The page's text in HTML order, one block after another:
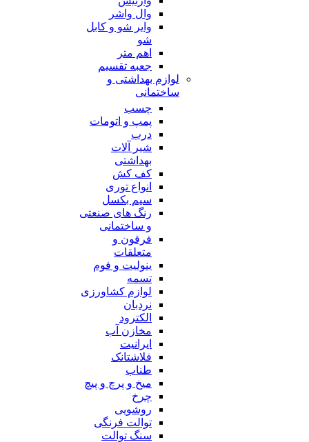
وال واشر
وایر شو و کابل
شو
اهم متر
جعبه تقسیم
لوازم بهداشتی و
ساختمانی
چسب
پمپ و اتومات
درب
شیر آلات
بهداشتی
کف کش
انواع توری
سیم بکسل
رنگ های صنعتی
و ساختمانی
فرقون و
متعلقات
ینولیت و فوم
تسمه
لوازم کشاورزی
نردبان
الکترود
مخازن آب
ایرانیت
فلاشتانک
طناب
میخ و پرچ و پیچ
چرخ
روشویی
توالت فرنگی
سنگ توالت